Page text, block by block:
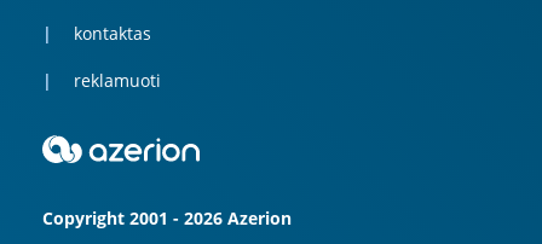
kontaktas
reklamuoti
Copyright 2001 - 2026 Azerion